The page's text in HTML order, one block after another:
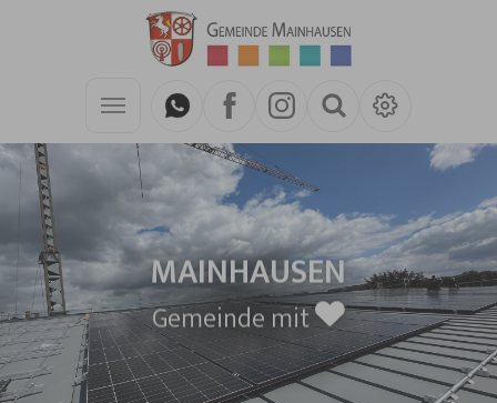
Zum Hauptinhalt springen
MAINHAUSEN
Gemeinde mit